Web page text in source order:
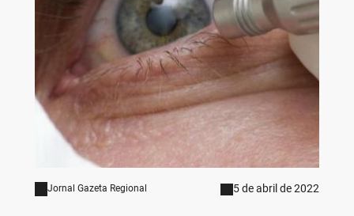
Jornal Gazeta Regional 5 de abril de 2022